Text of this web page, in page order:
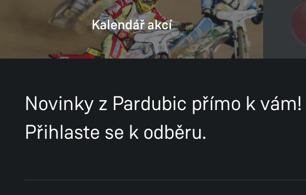
Kalendář akcí
Novinky z Pardubic přímo k vám!
Přihlaste se k odběru.